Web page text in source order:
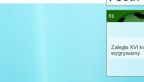
01
Zaległa XVI
wygrywamy.